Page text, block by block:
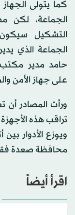
كما يتولى
الجماعة، لكن
التشكيل سيكون
الجماعة الذي
حامد مدير
على جهاز الأمن
ورأت المصادر أن
تراقب هذه
ويوزع الأدوار
محافظة صعدة
اقرأ أيضاً